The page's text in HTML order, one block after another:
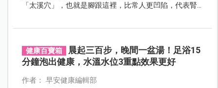
「太溪穴」，也就是腳跟這裡，比常人更凹陷，代表腎
降低了一半！
健康百寶箱
晨起三百步，晚間一盆湯！足浴15
分鐘泡出健康，水溫水位3重點效果更好
作者： 早安健康編輯部